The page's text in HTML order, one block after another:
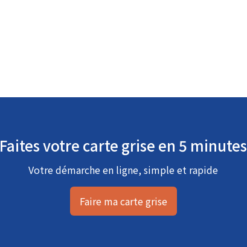
Faites votre carte grise en 5 minutes
Votre démarche en ligne, simple et rapide
Faire ma carte grise